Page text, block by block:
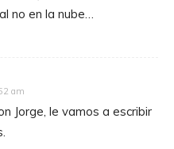
no en la nube…
am
Jorge, le vamos a escribir